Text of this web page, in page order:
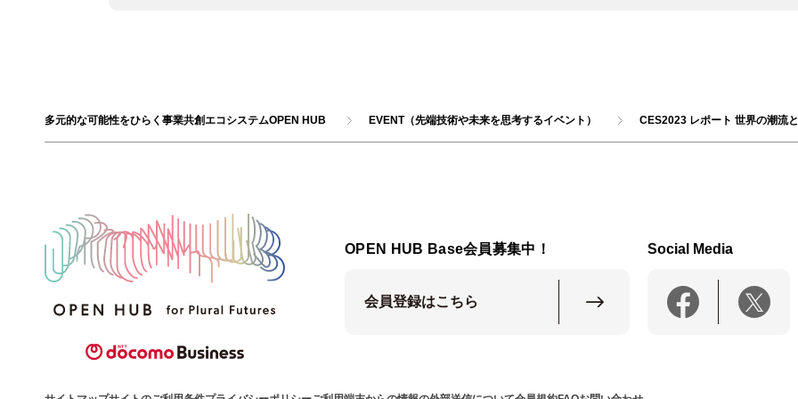
多元的な可能性をひらく事業共創エコシステムOPEN HUB EVENT（先端技術や未来を思考するイベント） CES2023 レポート 世界の潮流
OPEN HUB Base会員募集中！
会員登録はこちら
Social Media